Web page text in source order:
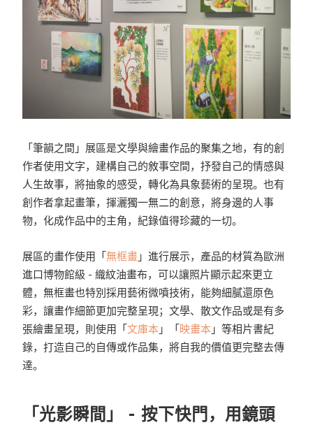
「筆韻之間」展區是文學與繪畫作品的聚集之地，有的創
作者使用文字，建構自己的敘事空間，抒發自己的情感與
人生故事，將抽象的感受，轉化為具象藝術的呈現。也有
創作者拿起畫筆，揮灑獨一無二的創意，將身邊的人事
物，化成作品中的主角，紀錄值得珍藏的一切。
展區的畫作使用「 無框畫 」進行展示，產品的材質為歐洲
進口博物館級 - 織紋油畫布，可以讓照片顯示起來更立
體，無框畫也特別採用藝術微噴技術，能夠細膩還原色
彩，讓畫作細節更加完整呈現；文學、散文作品或是有多
張繪畫呈現，則使用「 文庫本 」「 映畫本 」等相片書紀
錄，打造自己的自傳或作品集，將自我的價值更完整去傳
達。
「光影瞬間」 - 按下快門，用鏡頭